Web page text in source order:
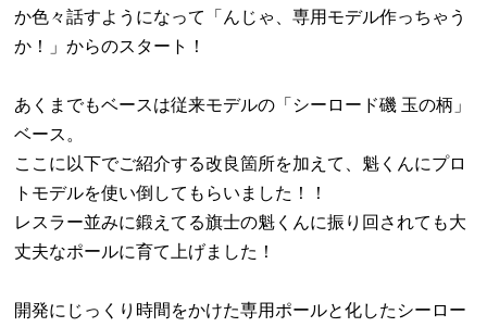
か色々話すようになって「んじゃ、専用モデル作っちゃう
か！」からのスタート！
あくまでもベースは従来モデルの「シーロード磯 玉の柄」
ベース。
ここに以下でご紹介する改良箇所を加えて、魁くんにプロ
トモデルを使い倒してもらいました！！
レスラー並みに鍛えてる旗士の魁くんに振り回されても大
丈夫なポールに育て上げました！
開発にじっくり時間をかけた専用ポールと化したシーロー